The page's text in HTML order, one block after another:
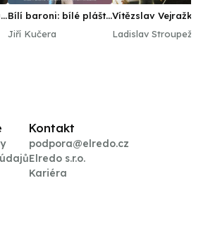
Bílí baroni: bílé pláště
mozků
Jiří Kučera
Vítězslav Vejražka -
Ladislav
Kontakt
podpora@elredo.cz
Elredo s.r.o.
Kariéra